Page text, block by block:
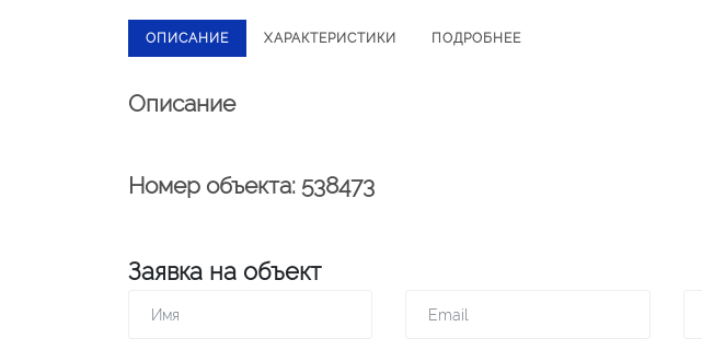
ОПИСАНИЕ ХАРАКТЕРИСТИКИ ПОДРОБНЕЕ
Описание
Номер объекта: 538473
Заявка на объект